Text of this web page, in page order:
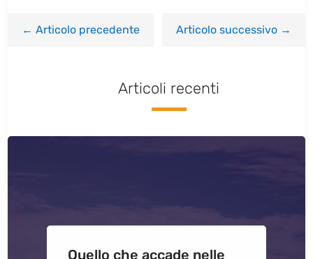
←Articolo precedente Articolo successivo→
Articoli recenti
Quello che accade nelle